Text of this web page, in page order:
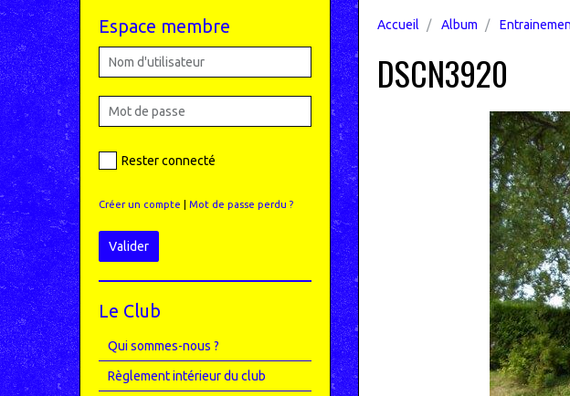
Accueil Album
DSCN3920
Espace membre
Rester connecté
Créer un compte Mot de passe perdu ?
Valider
Le Club
Qui sommes-nous ?
Règlement intérieur du club